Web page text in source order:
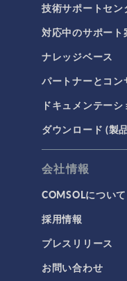
技術サポートセン
対応中のサポート
ナレッジベース
パートナーとコン
ドキュメンテーシ
ダウンロード (製
会社情報
COMSOLについて
採用情報
プレスリリース
お問い合わせ